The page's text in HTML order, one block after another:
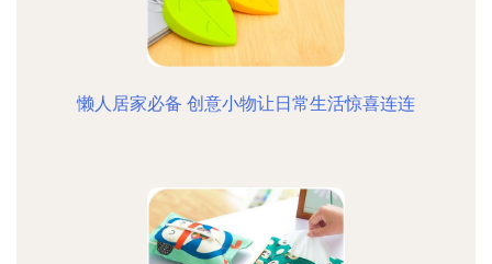
懒人居家必备 创意小物让日常生活惊喜连连